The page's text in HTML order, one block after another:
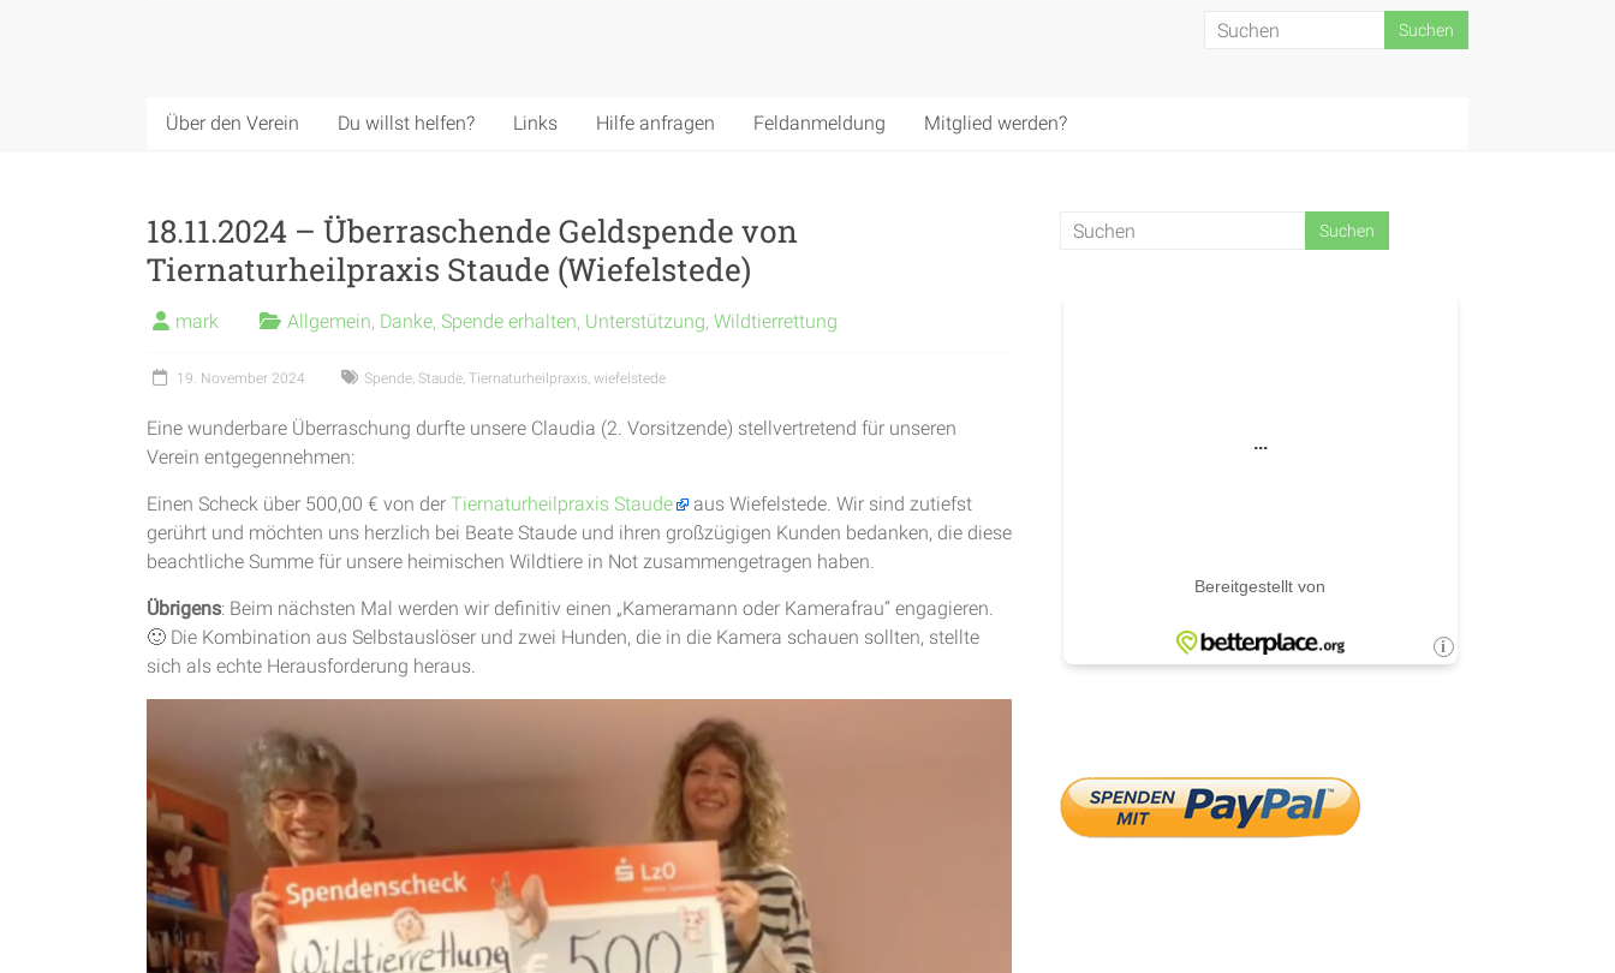
Über den Verein Du willst helfen? Links Hilfe anfragen Feldanmeldung Mitglied werden?
18.11.2024 – Überraschende Geldspende von
Tiernaturheilpraxis Staude (Wiefelstede)
mark Allgemein, Danke, Spende erhalten, Unterstützung, Wildtierrettung
19. November 2024 Spende, Staude, Tiernaturheilpraxis, wiefelstede
Eine wunderbare Überraschung durfte unsere Claudia (2. Vorsitzende) stellvertretend für unseren
Verein entgegennehmen:
Einen Scheck über 500,00 € von der Tiernaturheilpraxis Staude
aus Wiefelstede. Wir sind zutiefst
gerührt und möchten uns herzlich bei Beate Staude und ihren großzügigen Kunden bedanken, die diese
beachtliche Summe für unsere heimischen Wildtiere in Not zusammengetragen haben.
Übrigens: Beim nächsten Mal werden wir definitiv einen „Kameramann oder Kamerafrau“ engagieren.
🙂 Die Kombination aus Selbstauslöser und zwei Hunden, die in die Kamera schauen sollten, stellte
sich als echte Herausforderung heraus.